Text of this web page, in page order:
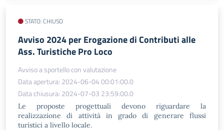
STATO: CHIUSO
Avviso 2024 per Erogazione di Contributi alle
Ass. Turistiche Pro Loco
Avviso a sportello con valutazione
Data apertura: 2024-06-04 00:01:00.0
Data chiusura: 2024-07-03 23:59:00.0
Le proposte progettuali devono riguardare la
realizzazione di attività in grado di generare flussi
turistici a livello locale.